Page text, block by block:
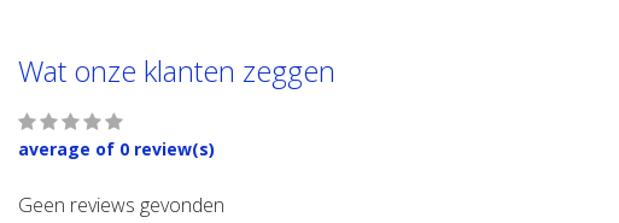
Wat onze klanten zeggen
average of 0 review(s)
Geen reviews gevonden